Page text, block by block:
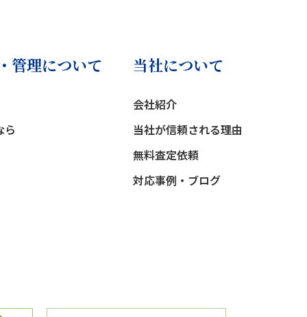
管理について
ら
当社について
会社紹介
当社が信頼される理由
無料査定依頼
対応事例・ブログ